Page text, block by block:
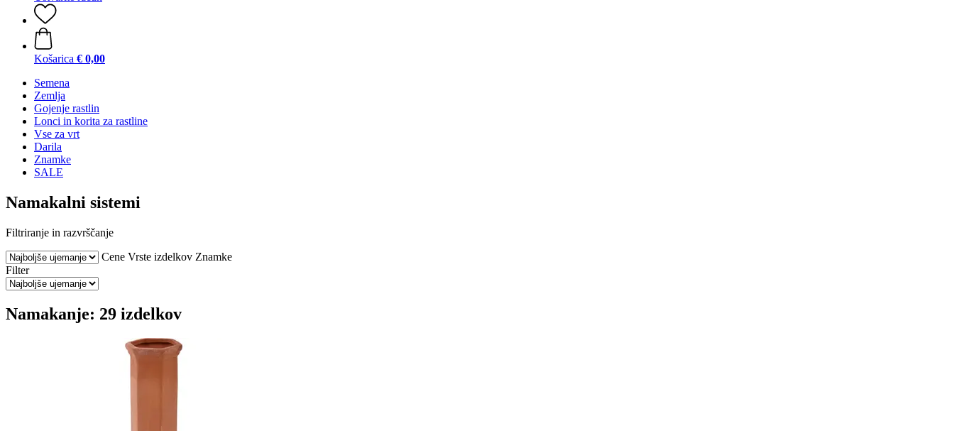
Košarica € 0,00
Semena
Zemlja
Gojenje rastlin
Lonci in korita za rastline
Vse za vrt
Darila
Znamke
SALE
Namakalni sistemi
Filtriranje in razvrščanje
Cene Vrste izdelkov Znamke
Filter
Namakanje: 29 izdelkov